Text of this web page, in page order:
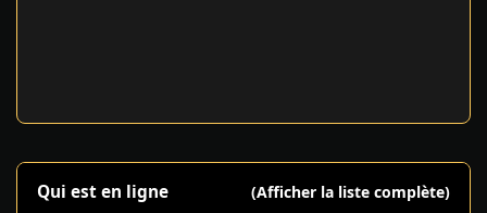
Qui est en ligne (Afficher la liste complète)